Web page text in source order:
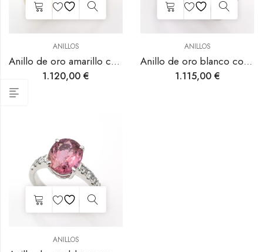
ANILLOS
Anillo de oro amarillo con turmalina rosa y diamantes.
1.120,00 €
ANILLOS
Anillo de oro blanco con turmalina rosa y diamantes.
1.115,00 €
ANILLOS